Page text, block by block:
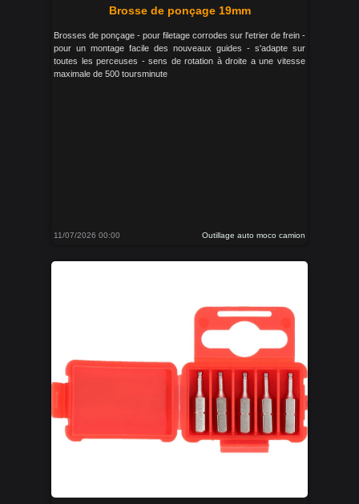
Brosse de ponçage 19mm
Brosses de ponçage - pour filetage corrodes sur l'etrier de frein -
pour un montage facile des nouveaux guides - s'adapte sur
toutes les perceuses - sens de rotation à droite a une vitesse
maximale de 500 toursminute
11/07/2026 00:00 Outillage auto moco camion